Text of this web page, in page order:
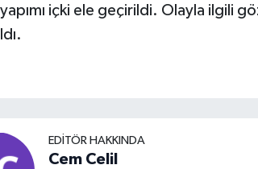
içki ele geçirildi. Olayla ilgili
EDITÖR HAKKINDA
Cem Celil